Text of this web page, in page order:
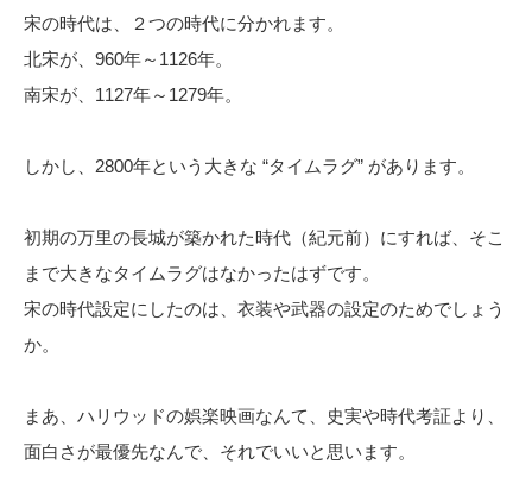
宋の時代は、２つの時代に分かれます。
北宋が、960年～1126年。
南宋が、1127年～1279年。
しかし、2800年という大きな “タイムラグ” があります。
初期の万里の長城が築かれた時代（紀元前）にすれば、そこ
まで大きなタイムラグはなかったはずです。
宋の時代設定にしたのは、衣装や武器の設定のためでしょう
か。
まあ、ハリウッドの娯楽映画なんて、史実や時代考証より、
面白さが最優先なんで、それでいいと思います。